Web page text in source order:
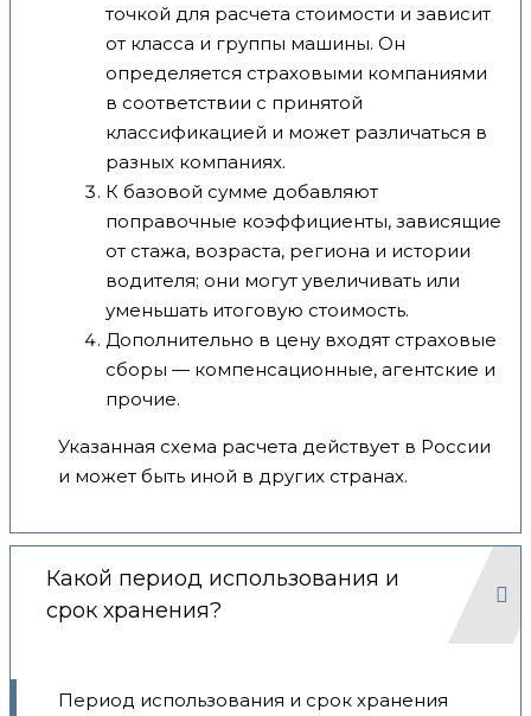
точкой для расчета стоимости и зависит
от класса и группы машины. Он
определяется страховыми компаниями
в соответствии с принятой
классификацией и может различаться в
разных компаниях.
К базовой сумме добавляют
поправочные коэффициенты, зависящие
от стажа, возраста, региона и истории
водителя; они могут увеличивать или
уменьшать итоговую стоимость.
Дополнительно в цену входят страховые
сборы — компенсационные, агентские и
прочие.
Указанная схема расчета действует в России
и может быть иной в других странах.
Какой период использования и
срок хранения?
Период использования и срок хранения